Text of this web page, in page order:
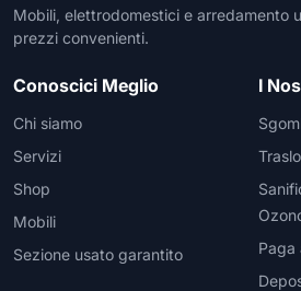
Mobili, elettrodomestici e arredamento
prezzi convenienti.
Conoscici Meglio
Chi siamo
Servizi
Shop
Mobili
Sezione usato garantito
I
Paga